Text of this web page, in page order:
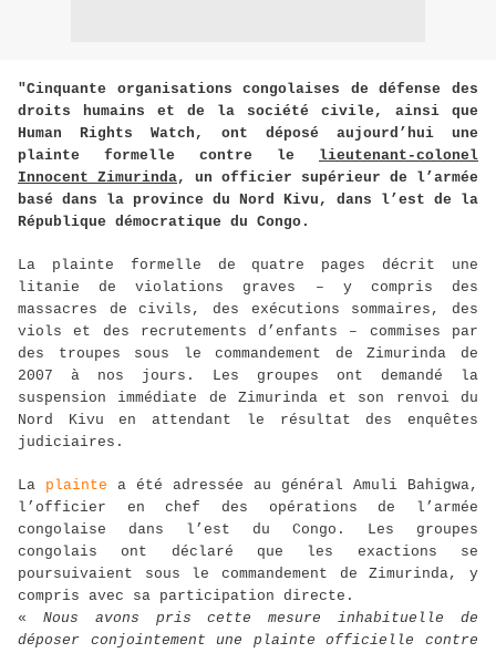
"Cinquante organisations congolaises de défense des
droits humains et de la société civile, ainsi que
Human Rights Watch, ont déposé aujourd’hui une
plainte formelle contre le lieutenant-colonel
Innocent Zimurinda, un officier supérieur de l’armée
basé dans la province du Nord Kivu, dans l’est de la
République démocratique du Congo.
La plainte formelle de quatre pages décrit une
litanie de violations graves – y compris des
massacres de civils, des exécutions sommaires, des
viols et des recrutements d’enfants – commises par
des troupes sous le commandement de Zimurinda de
2007 à nos jours. Les groupes ont demandé la
suspension immédiate de Zimurinda et son renvoi du
Nord Kivu en attendant le résultat des enquêtes
judiciaires.
La plainte a été adressée au général Amuli Bahigwa,
l’officier en chef des opérations de l’armée
congolaise dans l’est du Congo. Les groupes
congolais ont déclaré que les exactions se
poursuivaient sous le commandement de Zimurinda, y
compris avec sa participation directe.
« Nous avons pris cette mesure inhabituelle de
déposer conjointement une plainte officielle contre